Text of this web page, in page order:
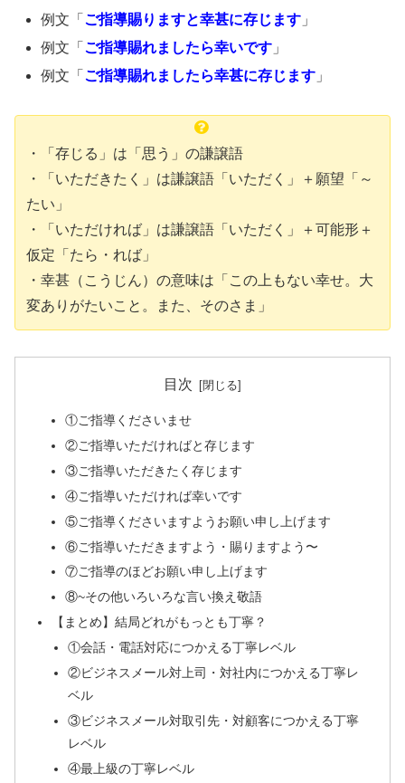
例文「 ご指導賜りますと幸甚に存じます 」
例文「 ご指導賜れましたら幸いです 」
例文「 ご指導賜れましたら幸甚に存じます 」
・「存じる」は「思う」の謙譲語
・「いただきたく」は謙譲語「いただく」＋願望「～
たい」
・「いただければ」は謙譲語「いただく」＋可能形＋
仮定「たら・れば」
・幸甚（こうじん）の意味は「この上もない幸せ。大
変ありがたいこと。また、そのさま」
目次
①ご指導くださいませ
②ご指導いただければと存じます
③ご指導いただきたく存じます
④ご指導いただければ幸いです
⑤ご指導くださいますようお願い申し上げます
⑥ご指導いただきますよう・賜りますよう〜
⑦ご指導のほどお願い申し上げます
⑧~その他いろいろな言い換え敬語
【まとめ】結局どれがもっとも丁寧？
①会話・電話対応につかえる丁寧レベル
②ビジネスメール対上司・対社内につかえる丁寧レ
ベル
③ビジネスメール対取引先・対顧客につかえる丁寧
レベル
④最上級の丁寧レベル